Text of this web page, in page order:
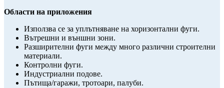
Области на приложения
Използва се за уплътняване на хоризонтални фуги.
Вътрешни и външни зони.
Разширителни фуги между много различни строителни
материали.
Контролни фуги.
Индустриални подове.
Пътища/гаражи, тротоари, палуби.